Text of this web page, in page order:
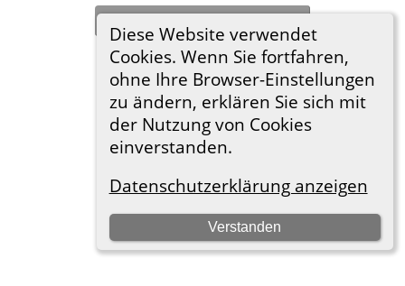
Diese Website verwendet
Cookies. Wenn Sie fortfahren,
ohne Ihre Browser-Einstellungen
zu ändern, erklären Sie sich mit
der Nutzung von Cookies
einverstanden.
Datenschutzerklärung anzeigen
Verstanden